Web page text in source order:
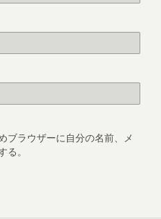
ブラウザーに自分の名前、メ
。